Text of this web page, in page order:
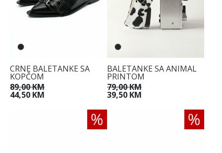
CRNE BALETANKE SA
KOPČOM
89,00 KM
44,50 KM
BALETANKE SA ANIMAL
PRINTOM
79,00 KM
39,50 KM